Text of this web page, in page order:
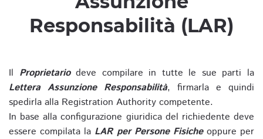
Responsabilità (LAR)
Il Proprietariodeve compilare in tutte le sue parti la
Lettera Assunzione Responsabilità, firmarla e quindi
spedirla alla Registration Authority competente.
In base alla configurazione giuridica del richiedente deve
essere compilata la LAR per Persone Fisicheoppure per